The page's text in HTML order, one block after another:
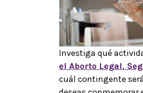
Investiga qué
el Aborto Legal,
cuál contingente